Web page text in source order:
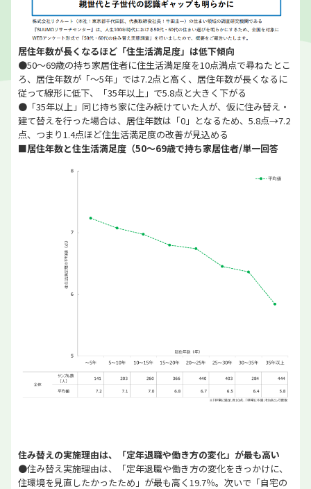
居住年数が長くなるほど「住生活満足度」は低下傾向
●50～69歳の持ち家居住者に住生活満足度を10点満点で尋ねたとこ
ろ、居住年数が「～5年」では7.2点と高く、居住年数が長くなるに
従って線形に低下、「35年以上」で5.8点と大きく下がる
●「35年以上」同じ持ち家に住み続けていた人が、仮に住み替え・
建て替えを行った場合は、居住年数は「0」となるため、5.8点→7.2
点、つまり1.4点ほど住生活満足度の改善が見込める
■居住年数と住生活満足度（50～69歳で持ち家居住者/単一回答
住み替えの実施理由は、「定年退職や働き方の変化」が最も高い
●住み替え実施理由は、「定年退職や働き方の変化をきっかけに、
住環境を見直したかったため」が最も高く19.7％。次いで「自宅の